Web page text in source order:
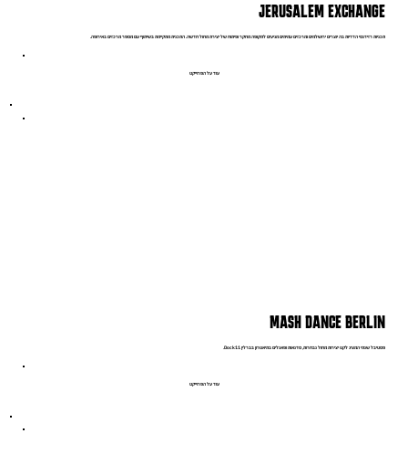
עוד על הפרוייקט
JERUSALEM EXCHANGE
תכניות רזידנסי הדדיות בה יוצרים ירושלמים ומרכזים עמיתים מגיעים לתקופה מחקר ופיתוח של יצירת מחול חדשה. התכנית מתקיימת בשיתוף עם מספר מרכזים באירופה.
עוד על הפרוייקט
MASH DANCE BERLIN
פסטיבל שנתי המציג לקט יצירות מחול נבחרות, סדנאות ופאנלים בתיאטרון בברלין Dock11.